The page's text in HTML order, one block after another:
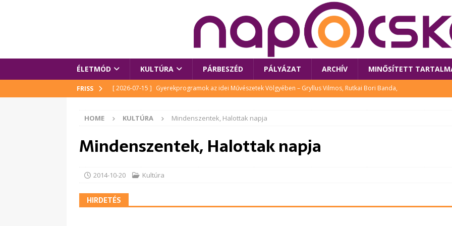
ÉLETMÓD KULTÚRA PÁRBESZÉD PÁLYÁZAT ARCHÍV MINŐSÍTETT
FRISS [ 2026-07-15 ] Gyerekprogramok az idei Művészetek Völgyében – Gryllus Vilmos, Rutkai Bori Banda,
[ 2026-07-15 ]
Megújult köztérrel várja a látogatókat az idei Művészetek Völgye
[ 2026-07-15 ]
Pihitér – megjelent Rutkai Bori Bandájának az új lemeze – interjú Rutkai Borival – koncert az
KULTÚRA
[ 2026-06-29 ] Apa kezdődik – Véssey Miklós író, költő idén a Művészetek Völgyében is fellép
HOME KULTÚRA Mindenszentek, Halottak napja
Mindenszentek, Halottak napja
2014-10-20 Kultúra
HIRDETÉS